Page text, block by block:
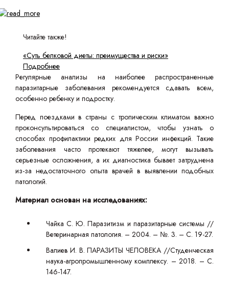
Читайте также!
«Суть белковой диеты: преимущества и риски»
Подробнее
Регулярные анализы на наиболее распространенные
паразитарные заболевания рекомендуется сдавать всем,
особенно ребенку и подростку.
Перед поездками в страны с тропическим климатом важно
проконсультироваться со специалистом, чтобы узнать о
способах профилактики редких для России инфекций. Такие
заболевания часто протекают тяжелее, могут вызывать
серьезные осложнения, а их диагностика бывает затруднена
из-за недостаточного опыта врачей в выявлении подобных
патологий.
Материал основан на исследованиях:
Чайка С. Ю. Паразитизм и паразитарные системы //
Ветеринарная патология. – 2004. – №. 3. – С. 19-27.
Валиев И. В. ПАРАЗИТЫ ЧЕЛОВЕКА //Студенческая
наука-агропромышленному комплексу. – 2018. – С.
146-147.